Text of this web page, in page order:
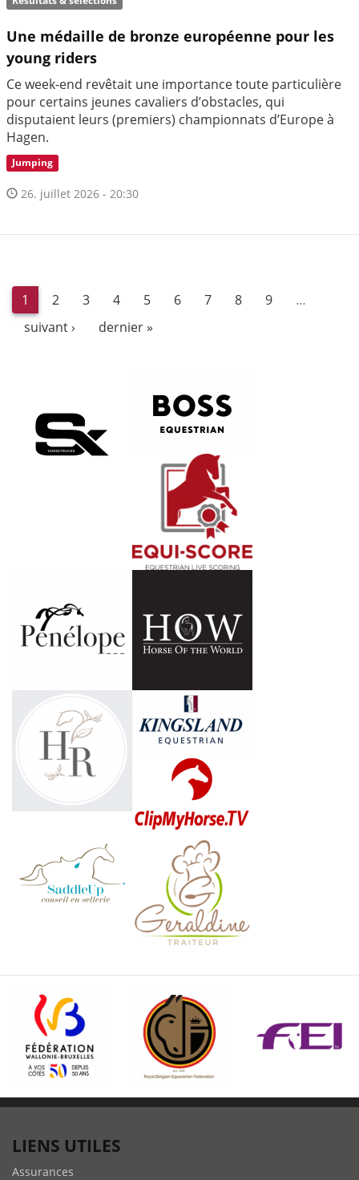
Une médaille de bronze européenne pour les
young riders
Ce week-end revêtait une importance toute particulière
pour certains jeunes cavaliers d’obstacles, qui
disputaient leurs (premiers) championnats d’Europe à
Hagen.
Jumping
26. juillet 2026 - 20:30
1 2 3 4 5 6 7 8 9
…
suivant ›
dernier »
LIENS UTILES
Assurances